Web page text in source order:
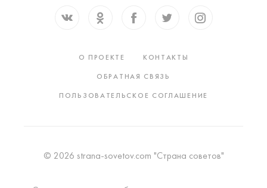
О ПРОЕКТЕ
КОНТАКТЫ
ОБРАТНАЯ СВЯЗЬ
ПОЛЬЗОВАТЕЛЬСКОЕ СОГЛАШЕНИЕ
© 2026 strana-sovetov.com "Страна советов"